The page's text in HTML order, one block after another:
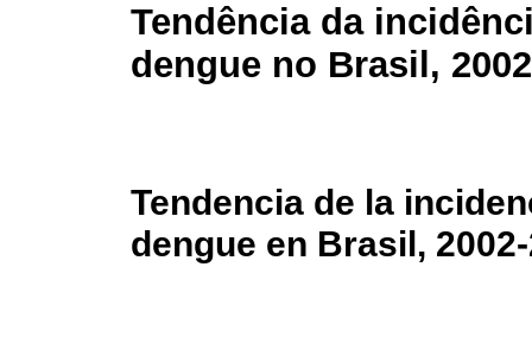
Tendência da
dengue no Brasil,
Tendencia de la
dengue en Brasil,